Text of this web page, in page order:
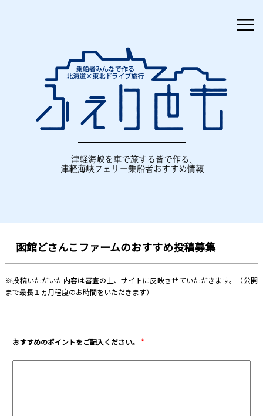
≡
函館どさんこファームのおすすめ投稿募集
※投稿いただいた内容は審査の上、サイトに反映させていただきます。（公開
まで最長１ヵ月程度のお時間をいただきます）
おすすめのポイントをご記入ください。 *